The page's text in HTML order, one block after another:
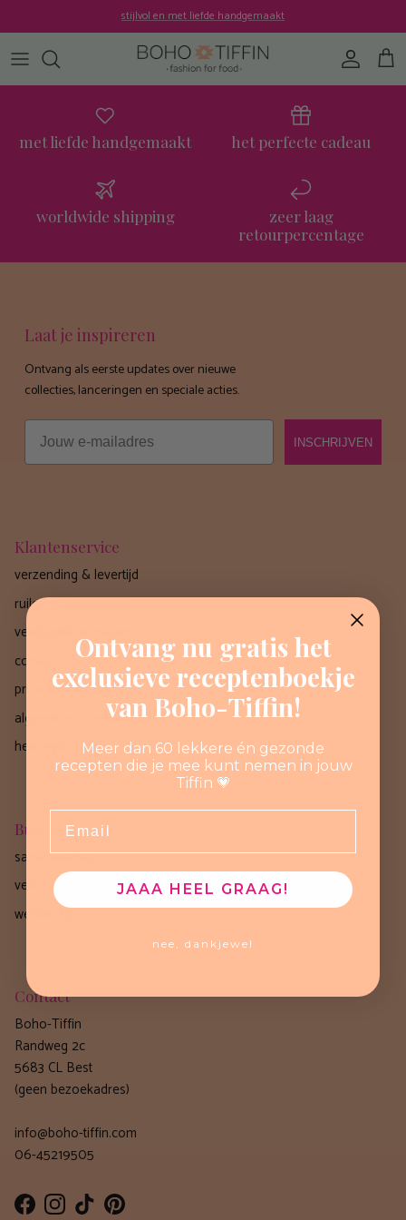
stijlvol en met liefde handgemaakt
Account
met liefde handgemaakt het perfecte cadeau
worldwide shipping
zeer laag
retourpercentage
Laat je inspireren
Ontvang als eerste updates over nieuwe
collecties, lanceringen en speciale acties.
Email
INSCHRIJVEN
Klantenservice
verzending & levertijd
ruilen & retourneren
veelgestelde vragen
contact
privacyverklaring
algemene voorwaarden
herroeping indienen
Business
samenwerken
verkooppunten
werken bij
Contact
Boho-Tiffin
Randweg 2c
5683 CL Best
(geen bezoekadres)
info@boho-tiffin.com
06-45219505
FacebookInstagram
TikTokPinterest
Ontvang nu gratis het
exclusieve receptenboekje
van Boho-Tiffin!
Meer dan 60 lekkere én gezonde
recepten die je mee kunt nemen in jouw
Tiffin 💗
JAAA HEEL GRAAG!
nee, dankjewel